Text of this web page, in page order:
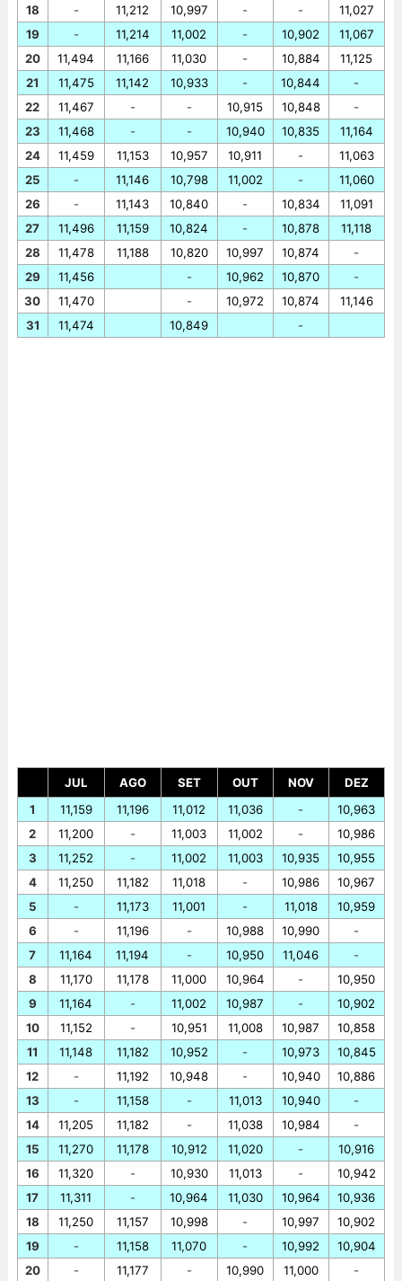
18
19
20
21
22
23
24
25
26
27
28
29
30
31
-
-
11,494
11,475
11,467
11,468
11,459
-
-
11,496
11,478
11,456
11,470
11,474
11,212
11,214
11,166
11,142
-
-
11,153
11,146
11,143
11,159
11,188
10,997
11,002
11,030
10,933
-
-
10,957
10,798
10,840
10,824
10,820
-
-
10,849
-
-
-
-
10,915
10,940
10,911
11,002
-
-
10,997
10,962
10,972
-
10,902
10,884
10,844
10,848
10,835
-
-
10,834
10,878
10,874
10,870
10,874
-
11,027
11,067
11,125
-
-
11,164
11,063
11,060
11,091
11,118
-
-
11,146
JUL AGO SET OUT NOV
DEZ
1
2
3
4
5
6
7
8
9
10
11
12
13
14
15
16
17
18
19
20
11,159
11,200
11,252
11,250
-
-
11,164
11,170
11,164
11,152
11,148
-
-
11,205
11,270
11,320
11,311
11,250
-
-
11,196
-
-
11,182
11,173
11,196
11,194
11,178
-
-
11,182
11,192
11,158
11,182
11,178
-
-
11,157
11,158
11,177
11,012
11,003
11,002
11,018
11,001
-
-
11,000
11,002
10,951
10,952
10,948
-
-
10,912
10,930
10,964
10,998
11,070
-
11,036
11,002
11,003
-
-
10,988
10,950
10,964
10,987
11,008
-
-
11,013
11,038
11,020
11,013
11,030
-
-
10,990
-
-
10,935
10,986
11,018
10,990
11,046
-
-
10,987
10,973
10,940
10,940
10,984
-
-
10,964
10,997
10,992
11,000
10,963
10,986
10,955
10,967
10,959
-
-
10,950
10,902
10,858
10,845
10,886
-
-
10,916
10,942
10,936
10,902
10,904
-